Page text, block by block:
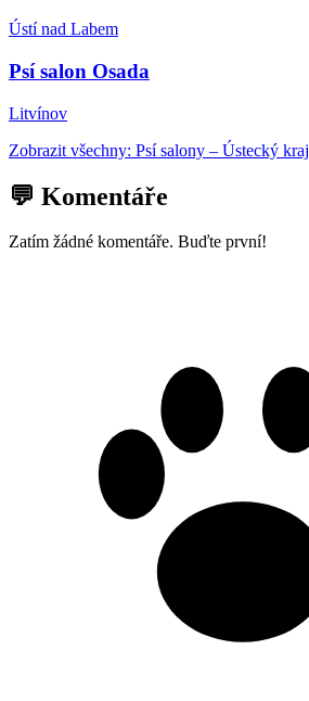
Ústí nad Labem
Psí salon Osada
Litvínov
Zobrazit všechny: Psí salony – Ústecký kraj
💬 Komentáře
Zatím žádné komentáře. Buďte první!